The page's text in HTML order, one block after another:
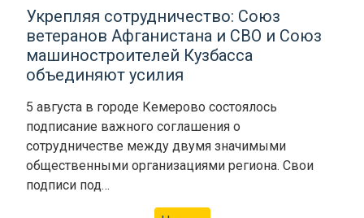
Укрепляя сотрудничество: Союз
ветеранов Афганистана и СВО и Союз
машиностроителей Кузбасса
объединяют усилия
5 августа в городе Кемерово состоялось
подписание важного соглашения о
сотрудничестве между двумя значимыми
общественными организациями региона. Свои
подписи под…